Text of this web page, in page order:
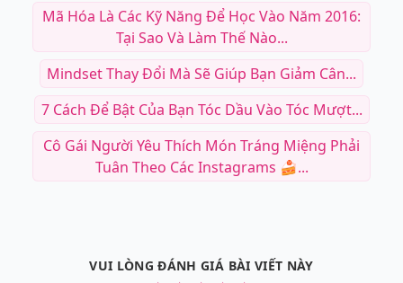
Mã Hóa Là Các Kỹ Năng Để Học Vào Năm 2016:
Tại Sao Và Làm Thế Nào...
Mindset Thay Đổi Mà Sẽ Giúp Bạn Giảm Cân...
7 Cách Để Bật Của Bạn Tóc Dầu Vào Tóc Mượt...
Cô Gái Người Yêu Thích Món Tráng Miệng Phải
Tuân Theo Các Instagrams 🍰...
VUI LÒNG ĐÁNH GIÁ BÀI VIẾT NÀY